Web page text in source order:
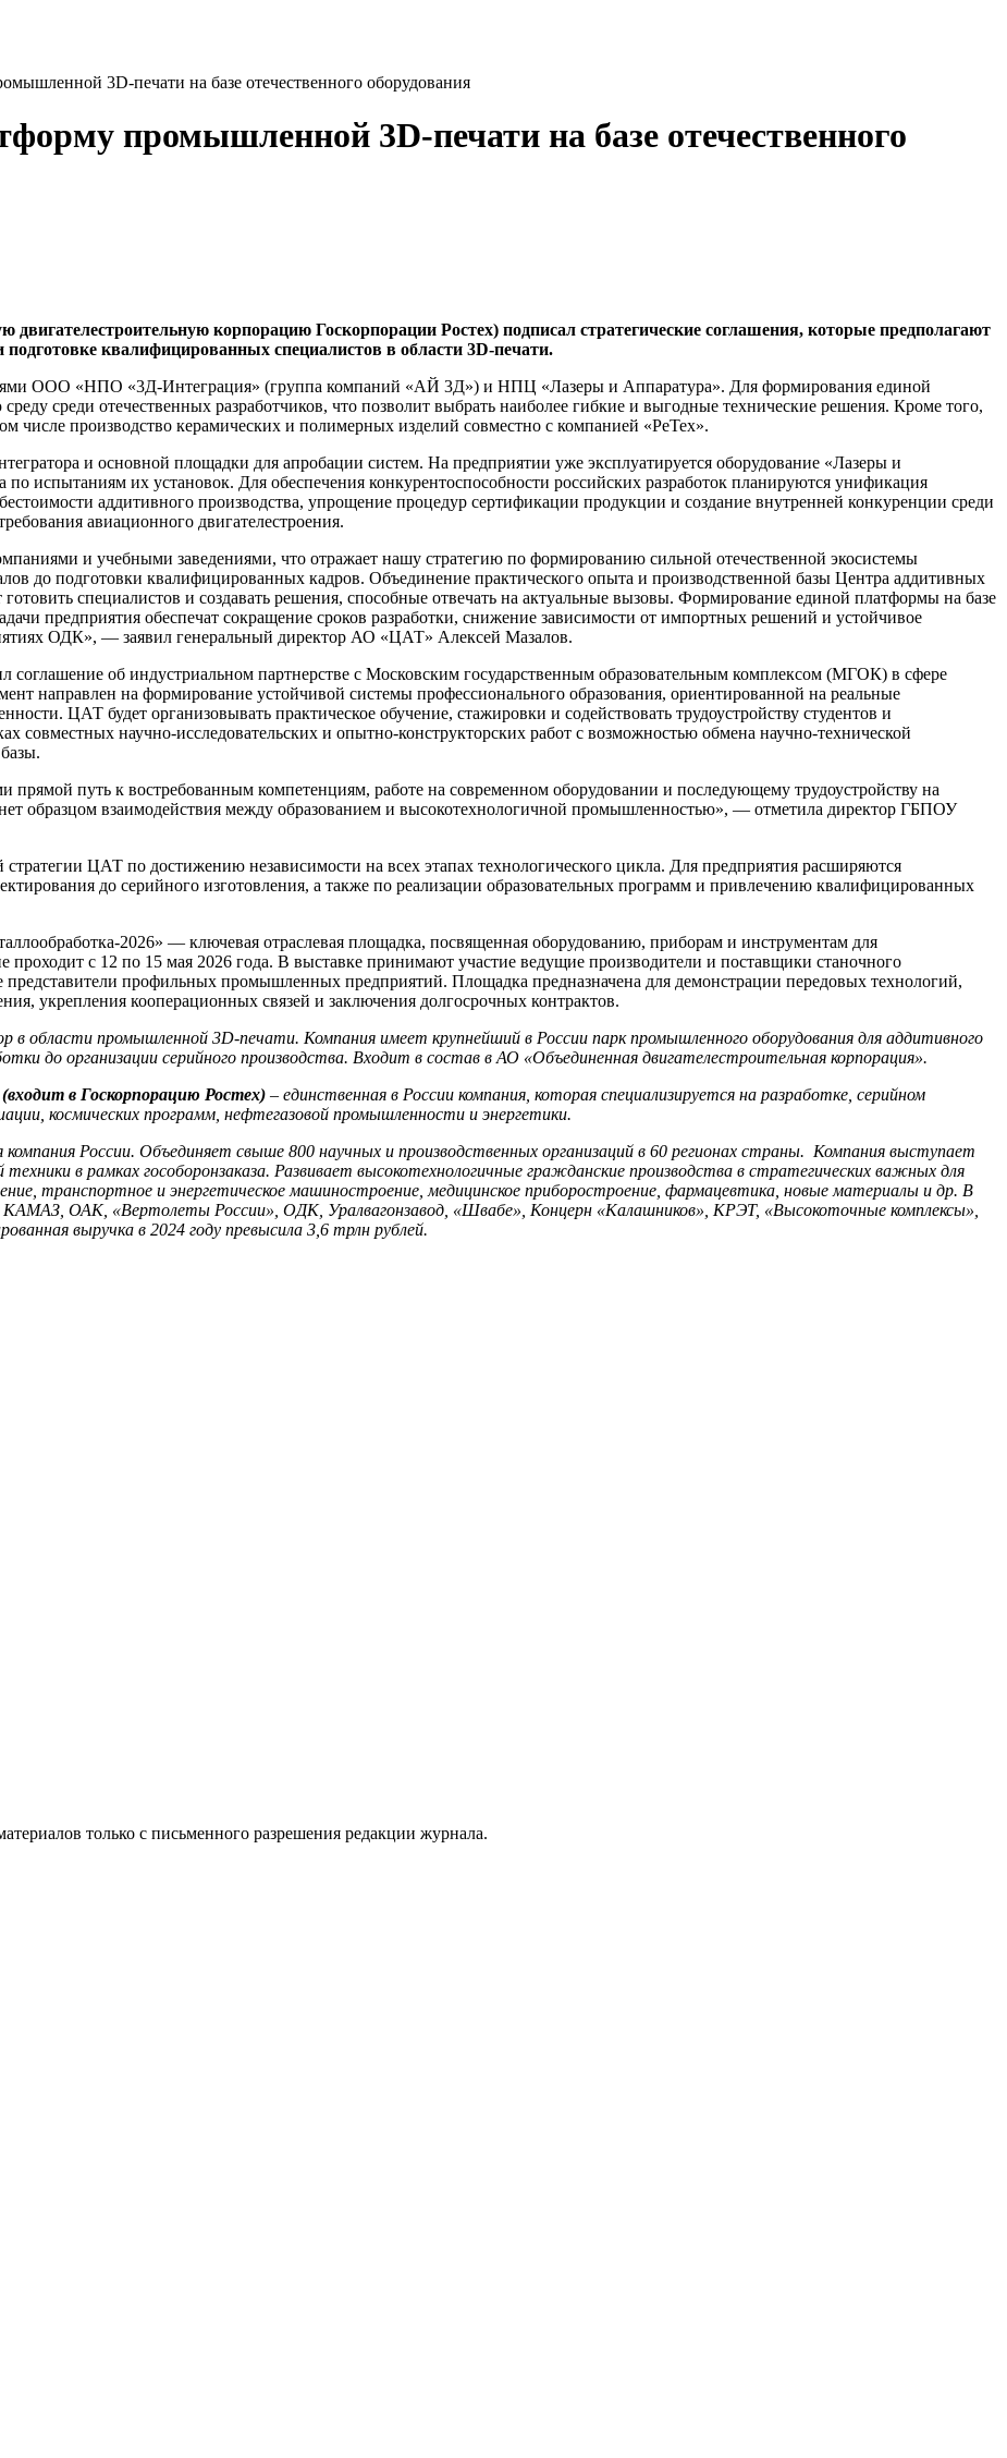
3D-печати на базе отечественного оборудования
промышленной 3D-печати на базе отечественного
корпорацию Госкорпорации Ростех) подписал стратегические соглашения, которые предполагают
квалифицированных специалистов в области 3D-печати.
ООО «НПО «3Д-Интеграция» (группа компаний «АЙ 3Д») и НПЦ «Лазеры и Аппаратура». Для формирования единой
среди отечественных разработчиков, что позволит выбрать наиболее гибкие и выгодные технические решения. Кроме того,
числе производство керамических и полимерных изделий совместно с компанией «РеТех».
и основной площадки для апробации систем. На предприятии уже эксплуатируется оборудование «Лазеры и
испытаниям их установок. Для обеспечения конкурентоспособности российских разработок планируются унификация
аддитивного производства, упрощение процедур сертификации продукции и создание внутренней конкуренции среди
авиационного двигателестроения.
и учебными заведениями, что отражает нашу стратегию по формированию сильной отечественной экосистемы
до подготовки квалифицированных кадров. Объединение практического опыта и производственной базы Центра аддитивных
специалистов и создавать решения, способные отвечать на актуальные вызовы. Формирование единой платформы на базе
предприятия обеспечат сокращение сроков разработки, снижение зависимости от импортных решений и устойчивое
ОДК», — заявил генеральный директор АО «ЦАТ» Алексей Мазалов.
об индустриальном партнерстве с Московским государственным образовательным комплексом (МГОК) в сфере
направлен на формирование устойчивой системы профессионального образования, ориентированной на реальные
ЦАТ будет организовывать практическое обучение, стажировки и содействовать трудоустройству студентов и
совместных научно-исследовательских и опытно-конструкторских работ с возможностью обмена научно-технической
путь к востребованным компетенциям, работе на современном оборудовании и последующему трудоустройству на
образцом взаимодействия между образованием и высокотехнологичной промышленностью», — отметила директор ГБПОУ
ЦАТ по достижению независимости на всех этапах технологического цикла. Для предприятия расширяются
до серийного изготовления, а также по реализации образовательных программ и привлечению квалифицированных
2026» — ключевая отраслевая площадка, посвященная оборудованию, приборам и инструментам для
с 12 по 15 мая 2026 года. В выставке принимают участие ведущие производители и поставщики станочного
профильных промышленных предприятий. Площадка предназначена для демонстрации передовых технологий,
укрепления кооперационных связей и заключения долгосрочных контрактов.
в области промышленной 3D-печати. Компания имеет крупнейший в России парк промышленного оборудования для аддитивного
до организации серийного производства. Входит в состав в АО «Объединенная двигателестроительная корпорация».
в Госкорпорацию Ростех) – единственная в России компания, которая специализируется на разработке, серийном
космических программ, нефтегазовой промышленности и энергетики.
России. Объединяет свыше 800 научных и производственных организаций в 60 регионах страны. Компания выступает
в рамках гособоронзаказа. Развивает высокотехнологичные гражданские производства в стратегических важных для
транспортное и энергетическое машиностроение, медицинское приборостроение, фармацевтика, новые материалы и др. В
КАМАЗ, ОАК, «Вертолеты России», ОДК, Уралвагонзавод, «Швабе», Концерн «Калашников», КРЭТ, «Высокоточные комплексы»,
выручка в 2024 году превысила 3,6 трлн рублей.
только с письменного разрешения редакции журнала.